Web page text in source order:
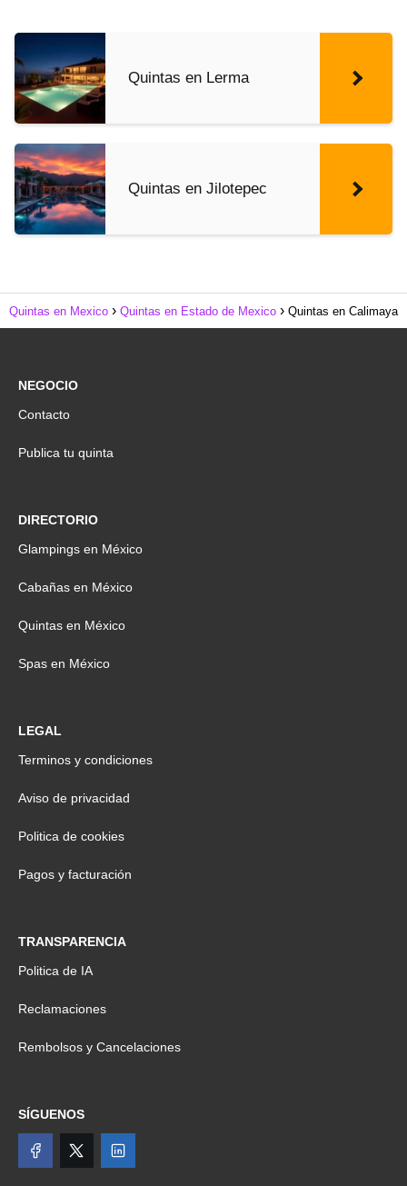
Quintas en Lerma
Quintas en Jilotepec
Quintas en Mexico Quintas en Estado de Mexico Quintas en Calimaya
NEGOCIO
Contacto
Publica tu quinta
DIRECTORIO
Glampings en México
Cabañas en México
Quintas en México
Spas en México
LEGAL
Terminos y condiciones
Aviso de privacidad
Politica de cookies
Pagos y facturación
TRANSPARENCIA
Politica de IA
Reclamaciones
Rembolsos y Cancelaciones
SÍGUENOS